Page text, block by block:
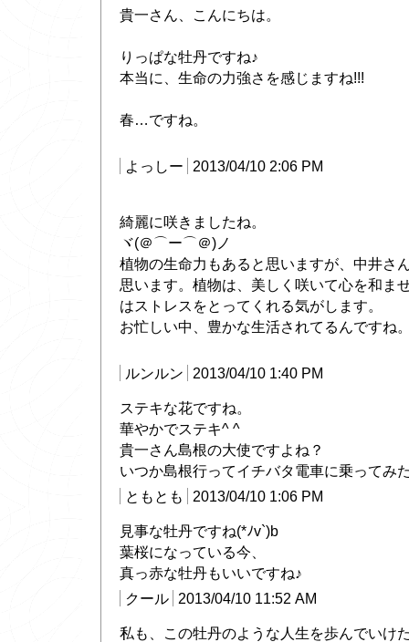
貴一さん、こんにちは。
りっぱな牡丹ですね♪
本当に、生命の力強さを感じますね!!!
春…ですね。
よっしー 2013/04/10 2:06 PM
綺麗に咲きましたね。
ヾ(＠⌒ー⌒＠)ノ
植物の生命力もあると思いますが、中井さ
思います。植物は、美しく咲いて心を和ま
はストレスをとってくれる気がします。
お忙しい中、豊かな生活されてるんですね
ルンルン 2013/04/10 1:40 PM
ステキな花ですね。
華やかでステキ^ ^
貴一さん島根の大使ですよね？
いつか島根行ってイチバタ電車に乗ってみ
ともとも
2013/04/10 1:06 PM
見事な牡丹ですね(*ﾉv`)b
葉桜になっている今、
真っ赤な牡丹もいいですね♪
クール
2013/04/10 11:52 AM
私も、この牡丹のような人生を歩んでいけ